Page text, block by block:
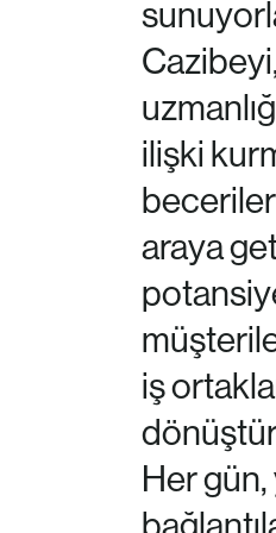
ilişki
araya
iş
Her